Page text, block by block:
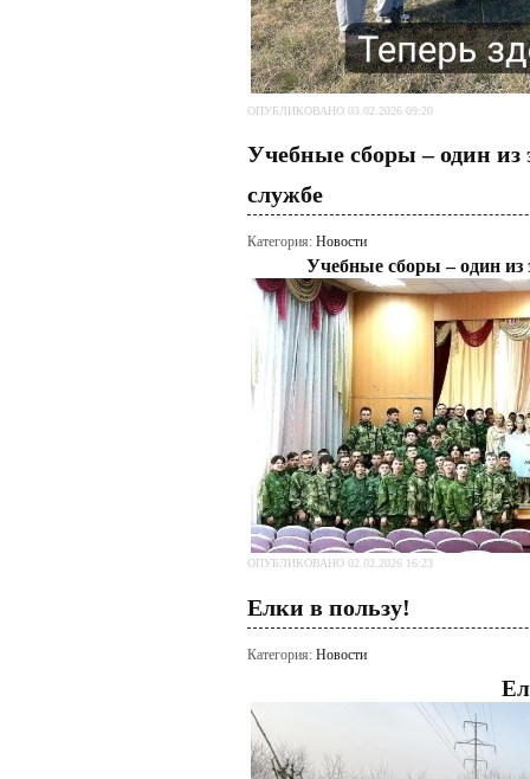
ОПУБЛИКОВАНО 03.02.2026 09:20
Учебные сборы – один из
службе
Категория: Новости
Учебные сборы – один из
ОПУБЛИКОВАНО 02.02.2026 16:23
Елки в пользу!
Категория: Новости